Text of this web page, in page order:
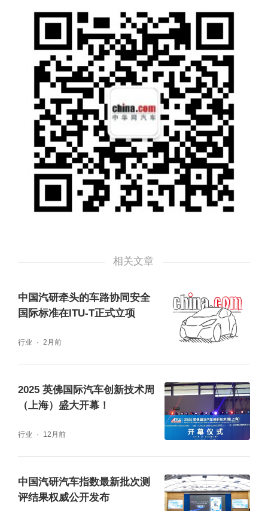
刘安民在致辞中指出，中国汽研不断深化与Eu
ro NCAP、ASEAN NCAP等国际机构的合
作，以技术协同联通国内外市场，助力中国汽
车全球化发展。同时持续以技术专委会为纽
带，创新测评技术、完善标准体系，努力将汽
车指数打造为服务国家战略的标杆工程、联通
全球市场的技术桥梁、守护民生安全的公信品
智库纳新，夯实产业智库根基
技术专委会自2023年成立以来，持续吸纳国内
外行业组织、企业及高校专家，已构建覆盖欧
相关文章
中国汽研牵头的车路协同安全
国际标准在ITU-T正式立项
行业 2月前
2025 英佛国际汽车创新技术周
（上海）盛大开幕！
行业 12月前
中国汽研汽车指数最新批次测
评结果权威公开发布